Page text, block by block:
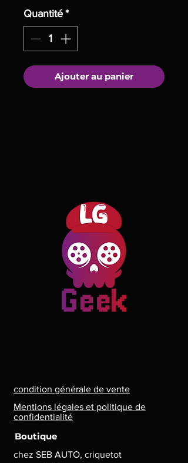
Quantité *
Ajouter au panier
condition générale de vente
Mentions légales et politique de
confidentialité
Boutique
chez SEB AUTO, criquetot